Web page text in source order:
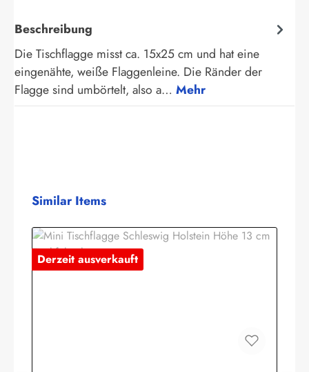
Beschreibung
Die Tischflagge misst ca. 15x25 cm und hat eine
eingenähte, weiße Flaggenleine. Die Ränder der
Flagge sind umbörtelt, also a… Mehr
Produktgalerie überspringen
Similar Items
Derzeit ausverkauft